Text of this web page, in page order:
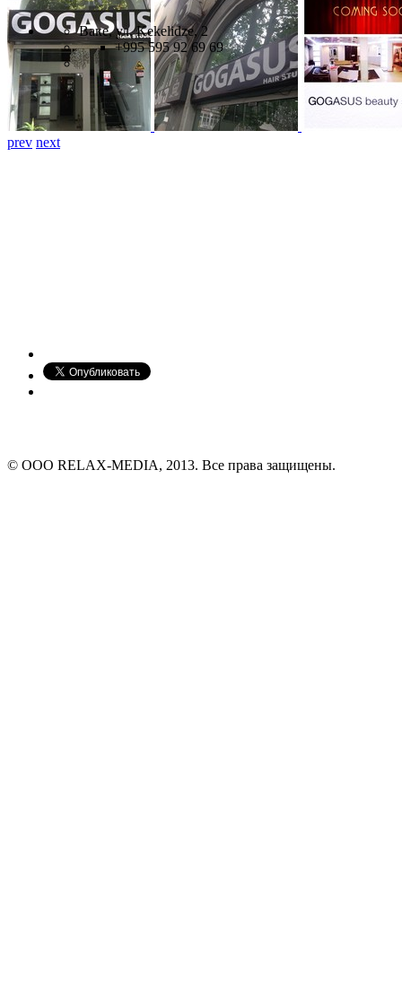
prev next
Ваке, ул. Kekelidze, 2
+995 595 92 69 69
© ООО RELAX-MEDIA, 2013. Все права защищены.